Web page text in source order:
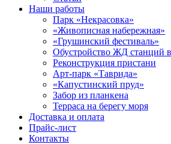
Наши работы
Парк «Некрасовка»
«Живописная набережная»
«Грушинский фестиваль»
Обустройство ЖД станций
Реконструкция пристани
Арт-парк «Таврида»
«Капустинский пруд»
Забор из планкена
Терраса на берегу моря
Доставка и оплата
Прайс-лист
Контакты